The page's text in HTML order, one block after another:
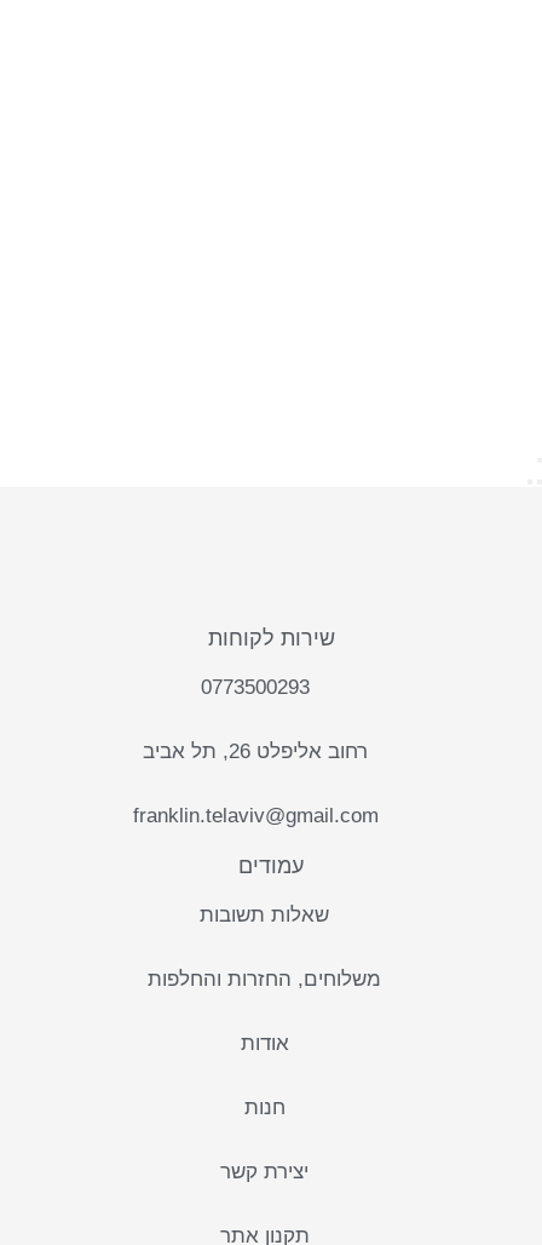
שירות לקוחות
0773500293
רחוב אליפלט 26, תל אביב
franklin.telaviv@gmail.com
עמודים
שאלות תשובות
משלוחים, החזרות והחלפות
אודות
חנות
יצירת קשר
תקנון אתר